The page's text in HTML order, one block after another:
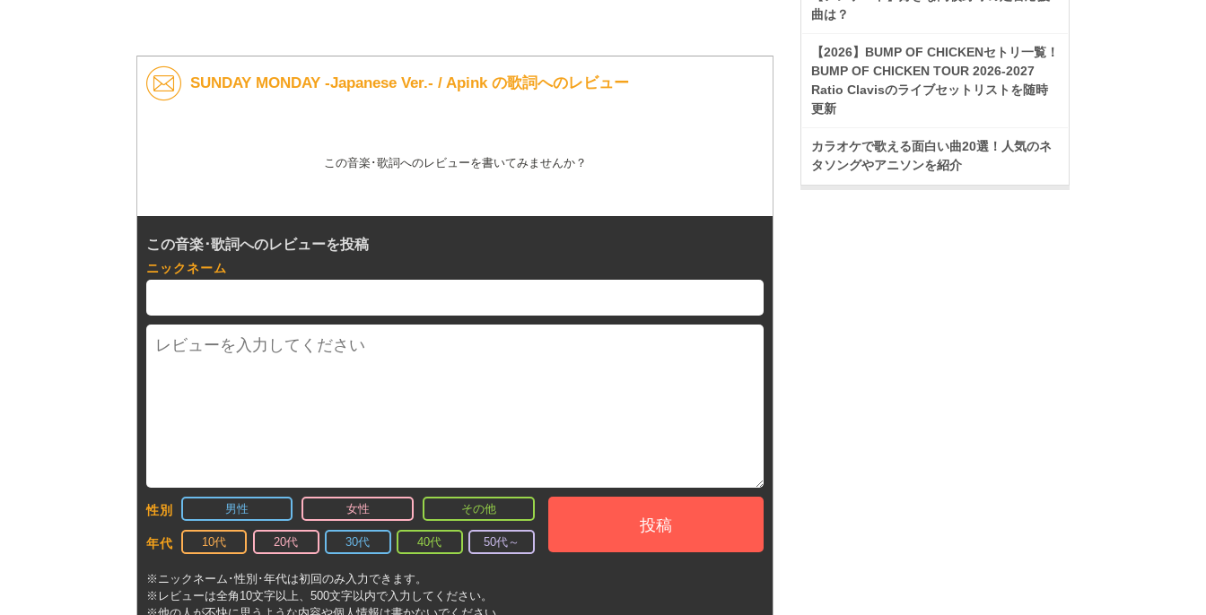
SUNDAY MONDAY -Japanese Ver.- / Apink の歌詞へのレビュー
この音楽･歌詞へのレビューを書いてみませんか？
この音楽･歌詞へのレビューを投稿
ニックネーム
性別 男性 女性 その他
年代 10代 20代 30代 40代 50代～
投稿
※ニックネーム･性別･年代は初回のみ入力できます。
※レビューは全角10文字以上、500文字以内で入力してください。
曲は？
【2026】BUMP OF CHICKENセトリ一覧！
BUMP OF CHICKEN TOUR 2026-2027
Ratio Clavisのライブセットリストを随時
更新
カラオケで歌える面白い曲20選！人気のネ
タソングやアニソンを紹介